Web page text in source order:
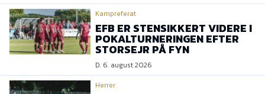
Kampreferat
EFB ER STENSIKKERT VIDERE I
POKALTURNERINGEN EFTER
STORSEJR PÅ FYN
D. 6. august 2026
Herrer